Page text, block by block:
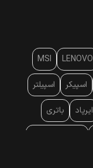
LENOVO
MSI
اسپیکر اسپیلتر
ایرپاد باتری